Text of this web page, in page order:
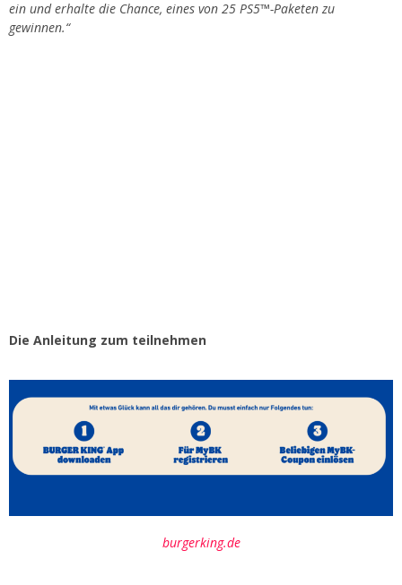
ein und erhalte die Chance, eines von 25 PS5™-Paketen zu
gewinnen.“
Die Anleitung zum teilnehmen
burgerking.de